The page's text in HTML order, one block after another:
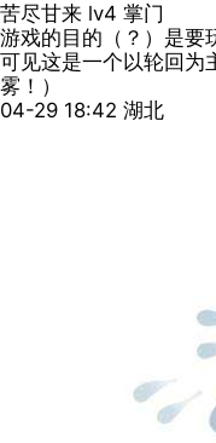
苦尽甘来 lv4 掌门
游戏的目的（？）是要
可见这是一个以轮回为
雾！）
04-29 18:42 湖北